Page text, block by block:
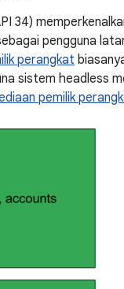
34)
pengguna
perangkat
sistem headless
pemilik